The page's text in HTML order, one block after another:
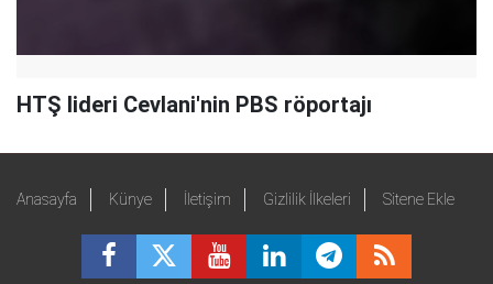
HTŞ lideri Cevlani'nin PBS röportajı
Anasayfa Künye İletişim Gizlilik İlkeleri Sitene Ekle